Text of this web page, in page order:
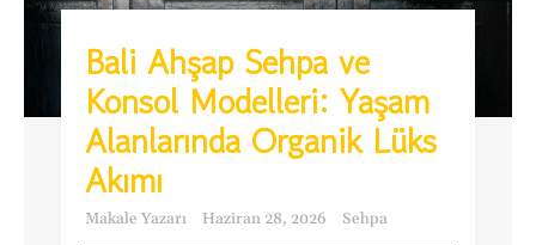
Bali Ahşap Sehpa ve
Konsol Modelleri: Yaşam
Alanlarında Organik Lüks
Akımı
Makale Yazarı Haziran 28, 2026 Sehpa